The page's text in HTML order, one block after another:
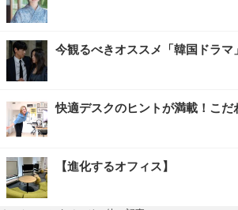
今観るべきオススメ「韓国ドラマ」
快適デスクのヒントが満載！こ
【進化するオフィス】